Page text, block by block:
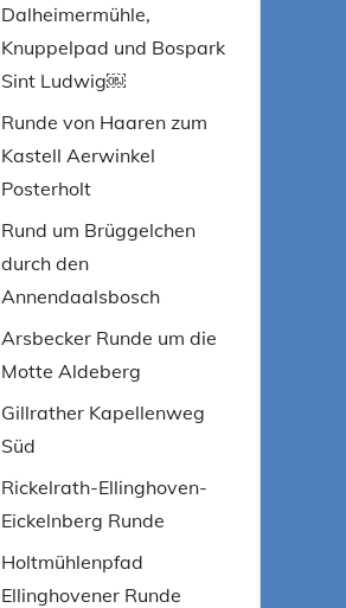
Dalheimermühle,
Knuppelpad und Bospark
Sint Ludwig￼
Runde von Haaren zum
Kastell Aerwinkel
Posterholt
Rund um Brüggelchen
durch den
Annendaalsbosch
Arsbecker Runde um die
Motte Aldeberg
Gillrather Kapellenweg
Süd
Rickelrath-Ellinghoven-
Eickelnberg Runde
Holtmühlenpfad
Ellinghovener Runde